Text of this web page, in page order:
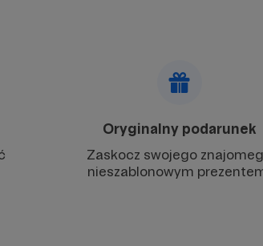
Oryginalny podarunek
Zaskocz swojego
nieszablonowym